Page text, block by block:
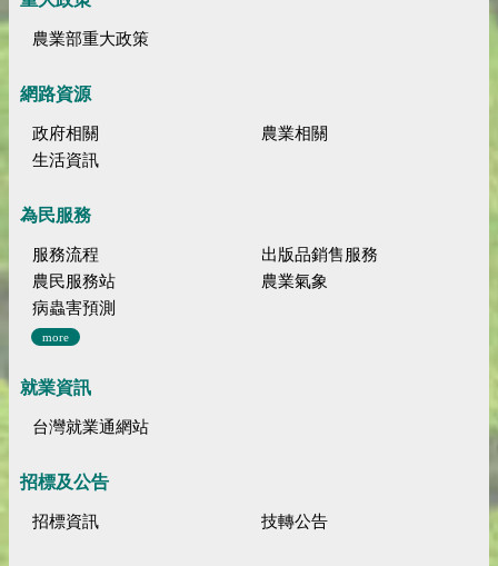
農業部重大政策
網路資源
政府相關
農業相關
生活資訊
為民服務
服務流程
出版品銷售服務
農民服務站
農業氣象
病蟲害預測
more
就業資訊
台灣就業通網站
招標及公告
招標資訊 技轉公告